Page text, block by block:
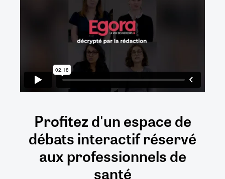
Profitez d'un espace de
débatsinteractifréservé
auxprofessionnels de
santé